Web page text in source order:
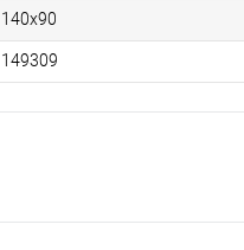
140х90
149309